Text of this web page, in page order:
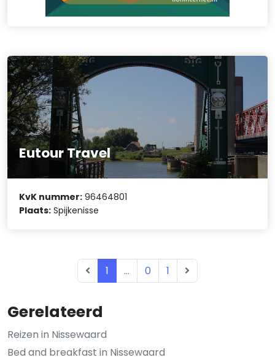
Gerelateerd
Reizen in Nissewaard
Bed and breakfast in Nissewaard
Eutour Travel
KvK nummer: 96464801
Plaats: Spijkenisse
1 ... 0 1